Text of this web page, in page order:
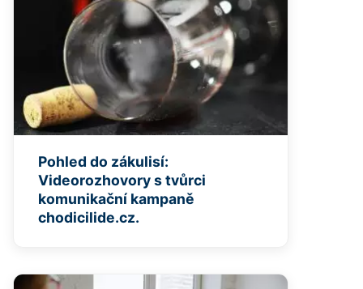
Pohled do zákulisí:
Videorozhovory s tvůrci
komunikační kampaně
chodicilide.cz.